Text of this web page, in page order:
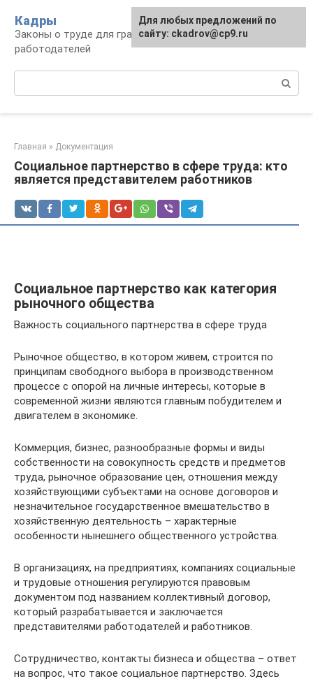
контенту
Кадры
Законы о труде для граждан и
работодателей
Главная » Документация
Социальное партнерство в сфере труда: кто
является представителем работников
Социальное партнерство как категория
рыночного общества
Важность социального партнерства в сфере труда
Рыночное общество, в котором живем, строится по
принципам свободного выбора в производственном
процессе с опорой на личные интересы, которые в
современной жизни являются главным побудителем и
двигателем в экономике.
Коммерция, бизнес, разнообразные формы и виды
собственности на совокупность средств и предметов
труда, рыночное образование цен, отношения между
хозяйствующими субъектами на основе договоров и
незначительное государственное вмешательство в
хозяйственную деятельность – характерные
особенности нынешнего общественного устройства.
В организациях, на предприятиях, компаниях социальные
и трудовые отношения регулируются правовым
документом под названием коллективный договор,
который разрабатывается и заключается
представителями работодателей и работников.
Сотрудничество, контакты бизнеса и общества – ответ
на вопрос, что такое социальное партнерство. Здесь
Для любых предложений по
сайту: ckadrov@cp9.ru